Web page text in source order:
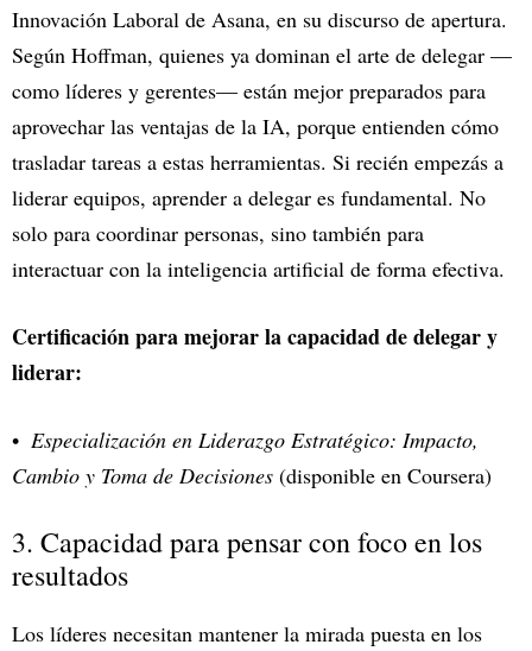
Innovación Laboral de Asana, en su discurso de apertura.
Según Hoffman, quienes ya dominan el arte de delegar —
como líderes y gerentes— están mejor preparados para
aprovechar las ventajas de la IA, porque entienden cómo
trasladar tareas a estas herramientas. Si recién empezás a
liderar equipos, aprender a delegar es fundamental. No
solo para coordinar personas, sino también para
interactuar con la inteligencia artificial de forma efectiva.
Certificación para mejorar la capacidad de delegar y
liderar:
Especialización en Liderazgo Estratégico: Impacto,
Cambio y Toma de Decisiones (disponible en Coursera)
3. Capacidad para pensar con foco en los
resultados
Los líderes necesitan mantener la mirada puesta en los